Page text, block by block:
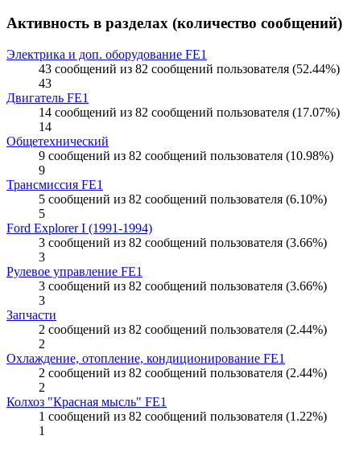
Активность в разделах (количество сообщений)
Электрика и доп. оборудование FE1
43 сообщений из 82 сообщений пользователя (52.44%)
43
Двигатель FE1
14 сообщений из 82 сообщений пользователя (17.07%)
14
Общетехнический
9 сообщений из 82 сообщений пользователя (10.98%)
9
Трансмиссия FE1
5 сообщений из 82 сообщений пользователя (6.10%)
5
Ford Explorer I (1991-1994)
3 сообщений из 82 сообщений пользователя (3.66%)
3
Рулевое управление FE1
3 сообщений из 82 сообщений пользователя (3.66%)
3
Запчасти
2 сообщений из 82 сообщений пользователя (2.44%)
2
Охлаждение, отопление, кондиционирование FE1
2 сообщений из 82 сообщений пользователя (2.44%)
2
Колхоз "Красная мысль" FE1
1 сообщений из 82 сообщений пользователя (1.22%)
1